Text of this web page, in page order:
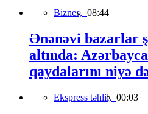
Biznes, 08:44
Ənənəvi bazarlar
altında:
qaydalarını niyə
Ekspress təhlil, 00:03